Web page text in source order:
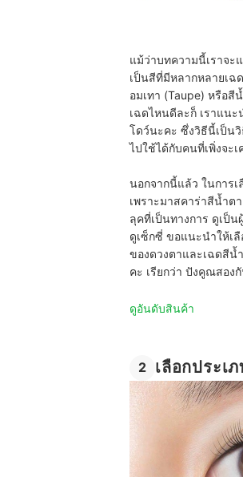
แม้ว่าบทความนี้เราจะ
เป็นสีที่มีหลากหลายเฉ
อมเทา (Taupe) หรือสี
เฉดไหนดีละก็ เราแน
โดว์นะคะ ซึ่งวิธีนี้เป็น
ไปใช้ได้กับคนที่เพิ่งจะ
นอกจากนี้แล้ว ในการ
เพราะมาสคาร่าสีน้ำต
ลุคที่เป็นทางการ ดูเป็
ดูเซ็กซี่ ขอแนะนำให้เ
ของดวงตาและเฉดสีน้
คะ เรียกว่า ปังคูณสอง
ดูอันดับสินค้า
2 เลือกประเ